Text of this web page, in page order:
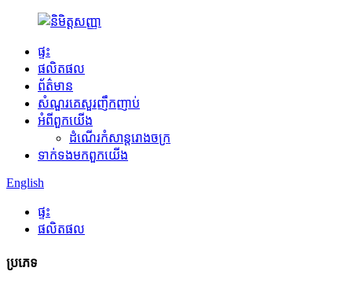
ផ្ទះ
ផលិតផល
ព័ត៌មាន
សំណួរគេសួរញឹកញាប់
អំពី​ពួក​យើង
ដំណើរកំសាន្តរោងចក្រ
ទាក់ទង​មក​ពួក​យើង
English
ផ្ទះ
ផលិតផល
ប្រភេទ